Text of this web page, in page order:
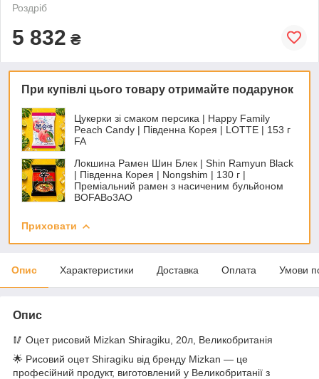
Роздріб
5 832 ₴
При купівлі цього товару отримайте подарунок
Цукерки зі смаком персика | Happy Family
Peach Candy | Південна Корея | LOTTE | 153 г
FA
Локшина Рамен Шин Блек | Shin Ramyun Black
| Південна Корея | Nongshim | 130 г |
Преміальний рамен з насиченим бульйоном
ВОFAВо3AO
Приховати
Опис Характеристики Доставка Оплата Умови
Опис
🥢 Оцет рисовий Mizkan Shiragiku, 20л, Великобританія
🌟 Рисовий оцет Shiragiku від бренду Mizkan — це
професійний продукт, виготовлений у Великобританії з